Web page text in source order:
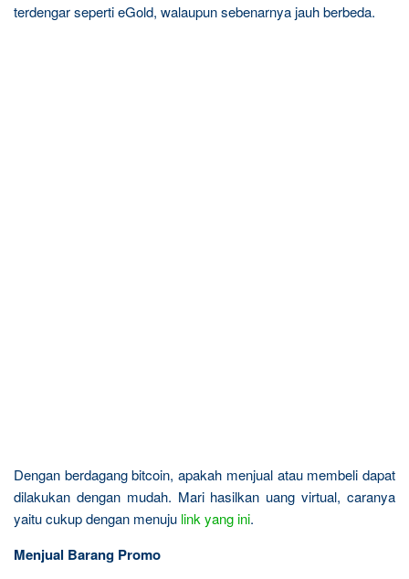
terdengar seperti eGold, walaupun sebenarnya jauh berbeda.
Dengan berdagang bitcoin, apakah menjual atau membeli dapat
dilakukan dengan mudah. Mari hasilkan uang virtual, caranya
yaitu cukup dengan menuju link yang ini.
Menjual Barang Promo